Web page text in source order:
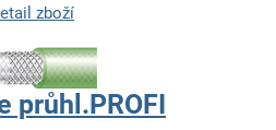
zboží
průhl.PROFI